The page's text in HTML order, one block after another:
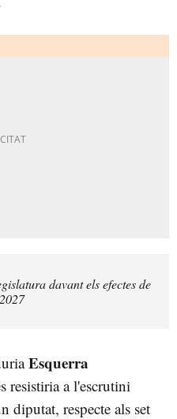
davant els efectes de
Esquerra
resistiria a l'escrutini
diputat, respecte als set